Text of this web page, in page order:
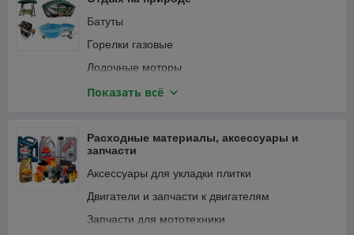
Сейфы
Умывальники для дачи
Батуты
Горелки газовые
Лодочные моторы
Лодки надувные ПВХ
Фонари и светильники
Показать всё
Расходные материалы, аксессуары и
запчасти
Аксессуары для укладки плитки
Двигатели и запчасти к двигателям
Запчасти для мототехники